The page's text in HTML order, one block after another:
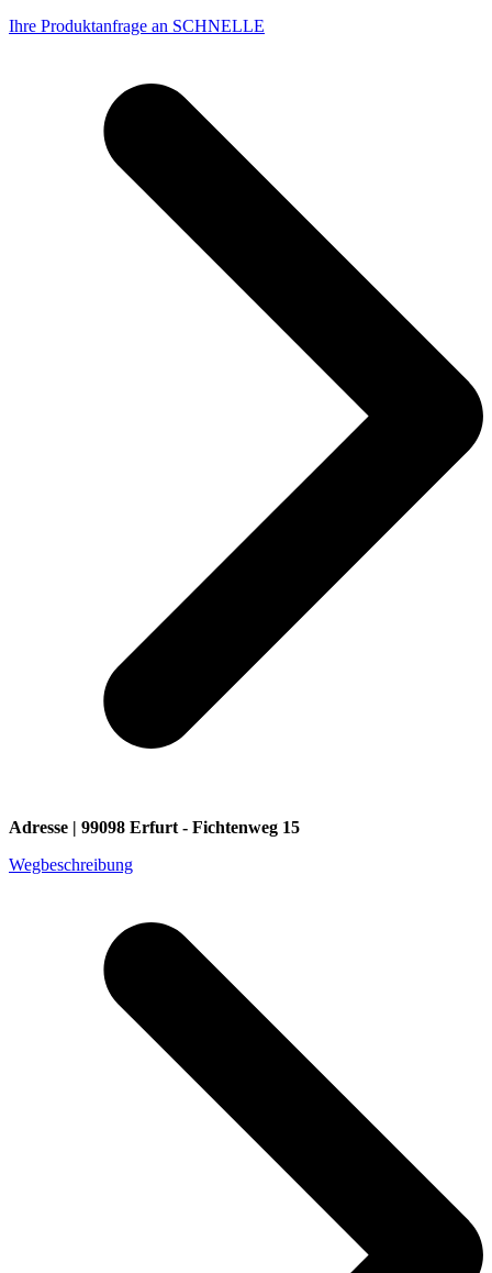
Ihre Produktanfrage an SCHNELLE
Adresse | 99098 Erfurt - Fichtenweg 15
Wegbeschreibung